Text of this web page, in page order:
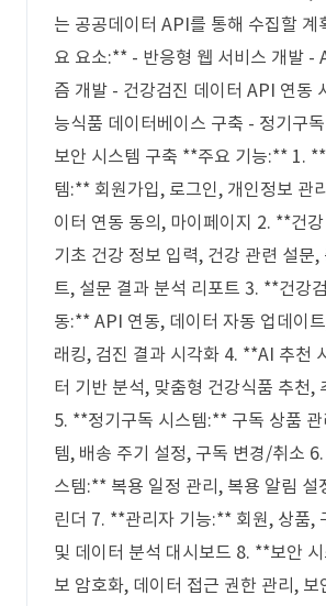
는 공공데이터 API를 통해 수집할 계
요 요소:** - 반응형 웹 서비스 개발 -
즘 개발 - 건강검진 데이터 API 연동
능식품 데이터베이스 구축 - 정기구
보안 시스템 구축 **주요 기능:** 1.
템:** 회원가입, 로그인, 개인정보 관
이터 연동 동의, 마이페이지 2. **건
기초 건강 정보 입력, 건강 관련 설문,
트, 설문 결과 분석 리포트 3. **건강
동:** API 연동, 데이터 자동 업데이
래킹, 검진 결과 시각화 4. **AI 추천
터 기반 분석, 맞춤형 건강식품 추천,
5. **정기구독 시스템:** 구독 상품
템, 배송 주기 설정, 구독 변경/취소
스템:** 복용 일정 관리, 복용 알림 설
린더 7. **관리자 기능:** 회원, 상품,
및 데이터 분석 대시보드 8. **보안
보 암호화, 데이터 접근 권한 관리, 보